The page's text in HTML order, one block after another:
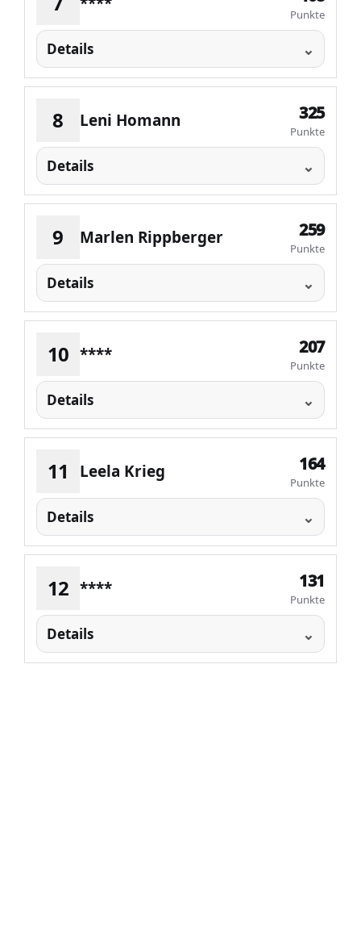
Punkte
Details
8 Leni Homann 325
Punkte
Details
9 Marlen Rippberger 259
Punkte
Details
10 **** 207
Punkte
Details
11 Leela Krieg 164
Punkte
Details
12 **** 131
Punkte
Details